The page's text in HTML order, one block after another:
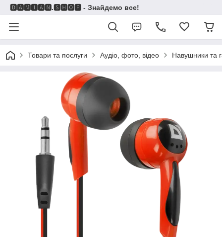
🅳🅰🅼🅸🅰🅽.🆂🅷🅾🅿 - Знайдемо все!
Товари та послуги Аудіо, фото, відео Навушники та